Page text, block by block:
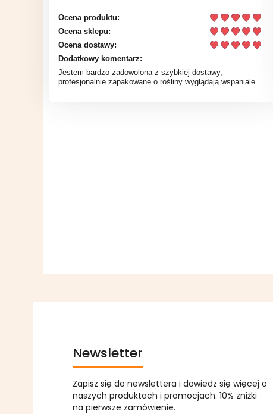
Ocena produktu:
Ocena sklepu:
Ocena dostawy:
Dodatkowy komentarz:
Jestem bardzo zadowolona z szybkiej dostawy,
profesjonalnie zapakowane o rośliny wyglądają wspaniale .
Newsletter
Zapisz się do newslettera i dowiedz się więcej o
naszych produktach i promocjach. 10% zniżki
na pierwsze zamówienie.